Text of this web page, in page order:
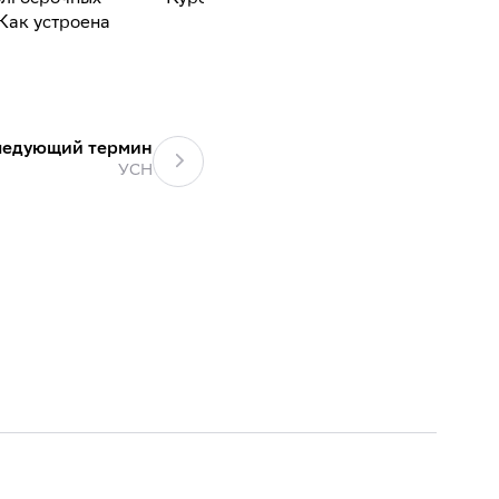
устроена
термин
УСН